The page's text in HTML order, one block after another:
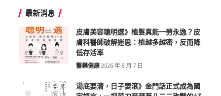
最新消息
皮膚美容聰明選》植髮真能一勞永逸？皮
膚科醫師破解迷思：植越多越密，反而降
低存活率
醫藥健康 2026 年 8 月 7 日
湯底要清，日子要滾》金門話正式成為國